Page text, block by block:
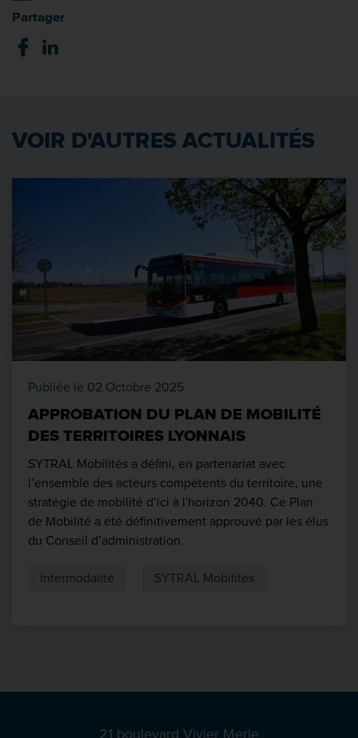
Partager
VOIR D'AUTRES ACTUALITÉS
Publiée le 02 Octobre 2025
APPROBATION DU PLAN DE MOBILITÉ
DES TERRITOIRES LYONNAIS
SYTRAL Mobilités a défini, en partenariat avec
l’ensemble des acteurs compétents du territoire, une
stratégie de mobilité d’ici à l'horizon 2040. Ce Plan
de Mobilité a été définitivement approuvé par les élus
du Conseil d’administration.
Intermodalité SYTRAL Mobilités